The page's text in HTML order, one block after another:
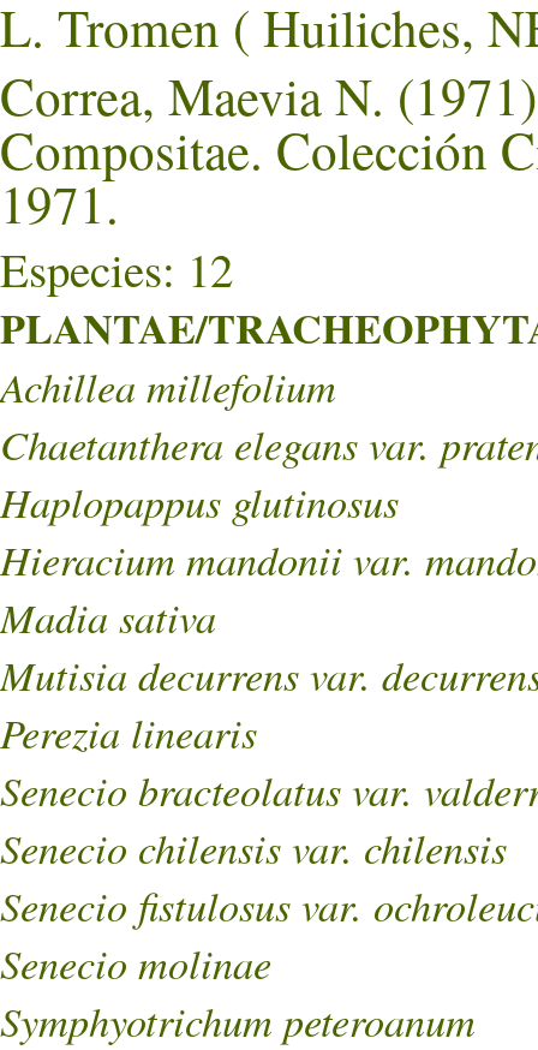
L. Tromen ( Huiliches,
Correa, Maevia N.
Compositae. Colección
1971.
Especies: 12
PLANTAE/
Achillea millefolium
Chaetanthera elegans var.
Haplopappus glutinosus
Hieracium mandonii var.
Madia sativa
Mutisia decurrens var.
Perezia linearis
Senecio bracteolatus var.
Senecio chilensis var. chilensis
Senecio fistulosus var.
Senecio molinae
Symphyotrichum peteroanum